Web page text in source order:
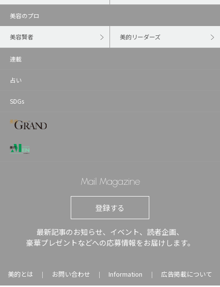
美容のプロ
美容賢者 美的リーダーズ
連載
占い
SDGs
Mail Magazine
登録する
最新記事のお知らせ、イベント、読者企画、
豪華プレゼントなどへの応募情報をお届けします。
美的とは ｜ お問い合わせ ｜ Information ｜ 広告掲載について